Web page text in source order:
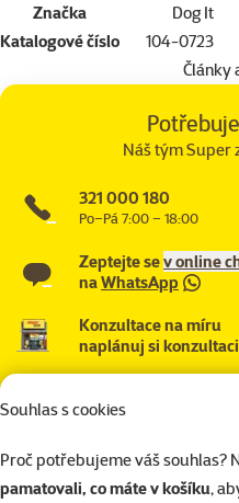
Souhlas s cookies
Proč potřebujeme váš souhlas?
pamatovali, co máte v košíku,
Značka
Dog It
Katalogové číslo
104-0723
Články
Náš tým Super
321 000 180
Po–Pá 7:00 – 18:00
Zeptejte sev online
naWhatsApp
Konzultace na míru
naplánuj si konzultaci